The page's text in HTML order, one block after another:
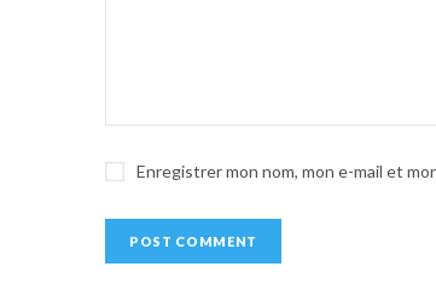
Enregistrer mon nom, mon e-mail et
v
: